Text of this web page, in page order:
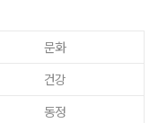
문화
건강
동정